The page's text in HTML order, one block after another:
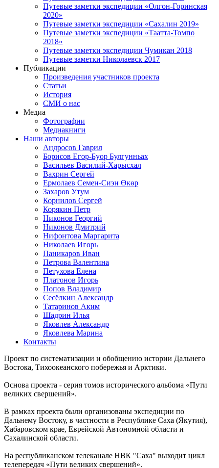
Путевые заметки экспедиции «Олгон-Горинская
2020»
Путевые заметки экспедиции «Сахалин 2019»
Путевые заметки экспедиции «Таатта-Томпо
2018»
Путевые заметки экспедиции Чумикан 2018
Путевые заметки Николаевск 2017
Публикации
Произведения участников проекта
Статьи
История
СМИ о нас
Медиа
Фотографии
Медиакниги
Наши авторы
Андросов Гаврил
Борисов Егор-Буор Булгунньах
Васильев Василий-Харысхал
Вахрин Сергей
Ермолаев Семен-Сиэн Өкөр
Захаров Утум
Корнилов Сергей
Корякин Петр
Никонов Георгий
Никонов Дмитрий
Нифонтова Маргарита
Николаев Игорь
Паникаров Иван
Петрова Валентина
Петухова Елена
Платонов Игорь
Попов Владимир
Сесёлкин Александр
Татаринов Аким
Шадрин Илья
Яковлев Александр
Яковлева Марина
Контакты
Проект по систематизации и обобщению истории Дальнего
Востока, Тихоокеанского побережья и Арктики.
Основа проекта - серия томов исторического альбома «Пути
великих свершений».
В рамках проекта были организованы экспедиции по
Дальнему Востоку, в частности в Республике Саха (Якутия),
Хабаровском крае, Еврейской Автономной области и
Сахалинской области.
На республиканском телеканале НВК "Саха" выходит цикл
телепередач «Пути великих свершений».